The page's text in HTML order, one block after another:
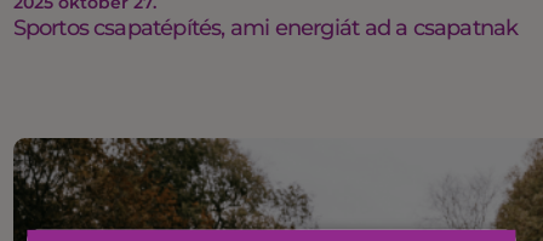
Sportos csapatépítés, ami energiát ad a csapatnak